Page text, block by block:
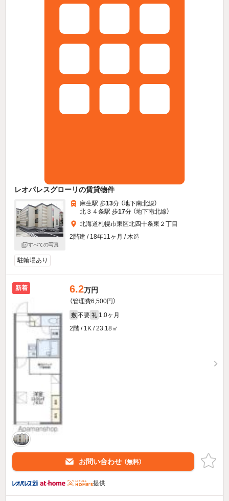
レオパレスグローリの賃貸物件
すべての写真
麻生駅 歩13分 （地下南北線）
北３４条駅 歩17分 （地下南北線）
北海道札幌市東区北四十条東２丁目
2階建 / 18年11ヶ月 / 木造
駐輪場あり
新着 6.2万円
（管理費6,500円）
敷 不要 礼 1.0ヶ月
2階 / 1K / 23.18㎡
お問い合わせ （無料）
提供